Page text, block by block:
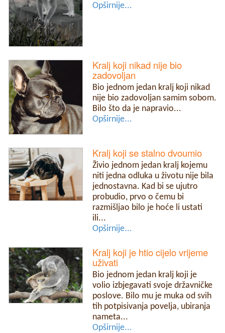
Opširnije...
Kralj koji nikad nije bio
zadovoljan
Bio jednom jedan kralj koji nikad
nije bio zadovoljan samim sobom.
Bilo što da je napravio...
Opširnije...
Kralj koji se stalno dvoumio
Živio jednom jedan kralj kojemu
niti jedna odluka u životu nije bila
jednostavna. Kad bi se ujutro
probudio, prvo o čemu bi
razmišljao bilo je hoće li ustati
ili...
Opširnije...
Kralj koji je htio cijelo vrijeme
uživati
Bio jednom jedan kralj koji je
volio izbjegavati svoje državničke
poslove. Bilo mu je muka od svih
tih potpisivanja povelja, ubiranja
nameta...
Opširnije...